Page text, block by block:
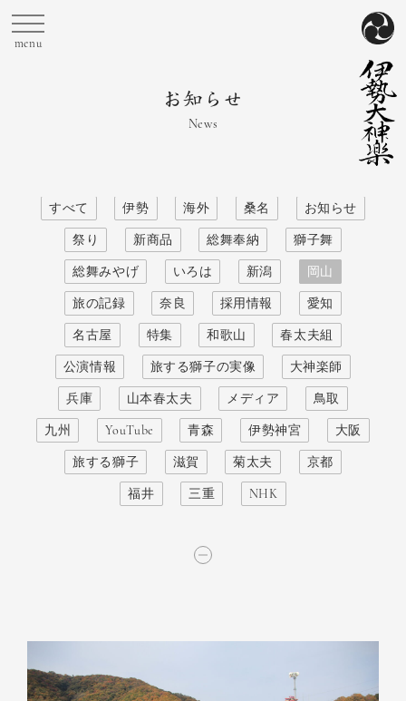
News
すべて 伊勢 海外 桑名 お知らせ
祭り 新商品 総舞奉納 獅子舞
総舞みやげ いろは 新潟 岡山
旅の記録 奈良 採用情報 愛知
名古屋 特集 和歌山 春太夫組
公演情報 旅する獅子の実像 大神楽師
兵庫 山本春太夫 メディア 鳥取
九州 YouTube 青森 伊勢神宮 大阪
旅する獅子 滋賀 菊太夫 京都
福井 三重 NHK